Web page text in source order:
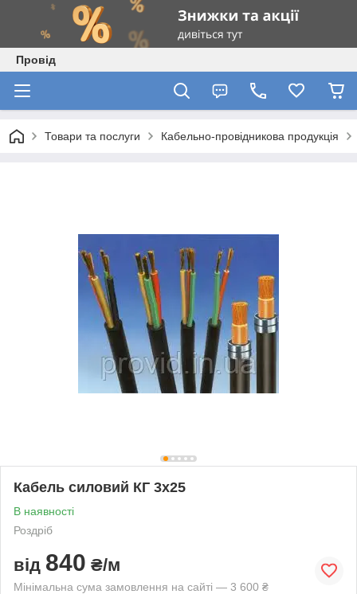
Провід
Товари та послуги Кабельно-провідникова продукція
Кабель силовий КГ 3х25
В наявності
Роздріб
від 840 ₴/м
Мінімальна сума замовлення на сайті — 3 600 ₴